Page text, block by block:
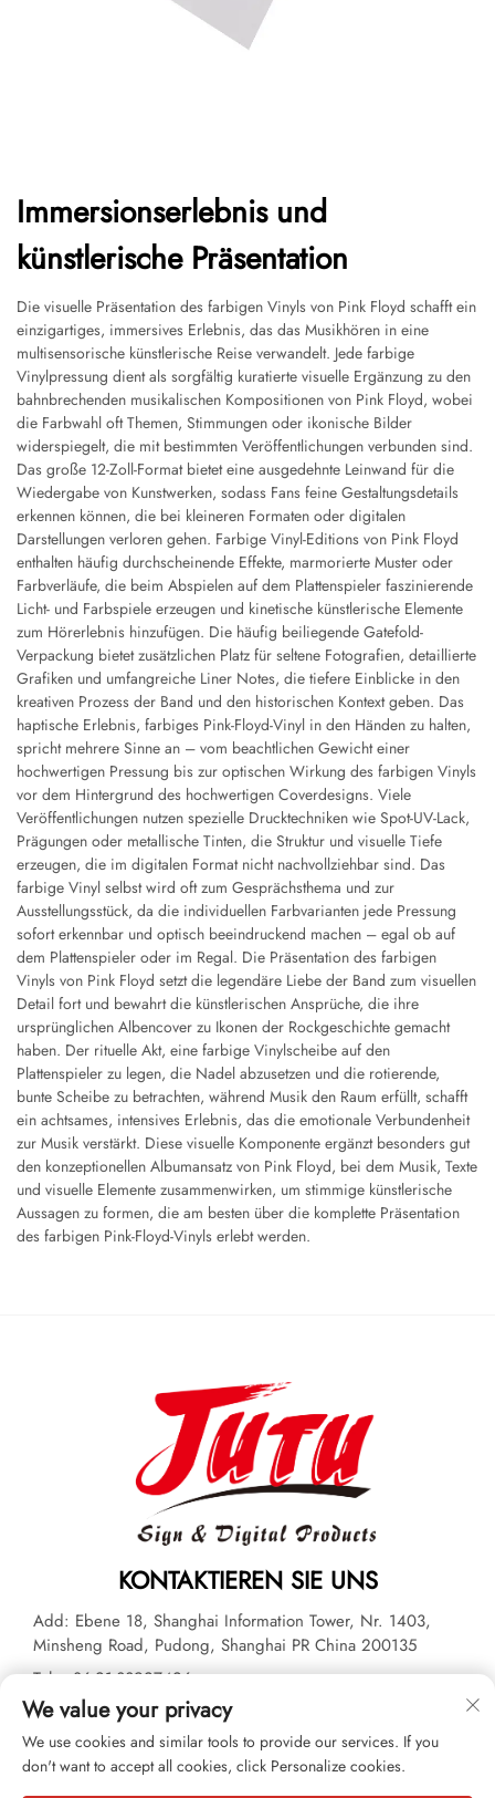
Immersionserlebnis und
künstlerische Präsentation
Die visuelle Präsentation des farbigen Vinyls von Pink Floyd schafft ein
einzigartiges, immersives Erlebnis, das das Musikhören in eine
multisensorische künstlerische Reise verwandelt. Jede farbige
Vinylpressung dient als sorgfältig kuratierte visuelle Ergänzung zu den
bahnbrechenden musikalischen Kompositionen von Pink Floyd, wobei
die Farbwahl oft Themen, Stimmungen oder ikonische Bilder
widerspiegelt, die mit bestimmten Veröffentlichungen verbunden sind.
Das große 12-Zoll-Format bietet eine ausgedehnte Leinwand für die
Wiedergabe von Kunstwerken, sodass Fans feine Gestaltungsdetails
erkennen können, die bei kleineren Formaten oder digitalen
Darstellungen verloren gehen. Farbige Vinyl-Editions von Pink Floyd
enthalten häufig durchscheinende Effekte, marmorierte Muster oder
Farbverläufe, die beim Abspielen auf dem Plattenspieler faszinierende
Licht- und Farbspiele erzeugen und kinetische künstlerische Elemente
zum Hörerlebnis hinzufügen. Die häufig beiliegende Gatefold-
Verpackung bietet zusätzlichen Platz für seltene Fotografien, detaillierte
Grafiken und umfangreiche Liner Notes, die tiefere Einblicke in den
kreativen Prozess der Band und den historischen Kontext geben. Das
haptische Erlebnis, farbiges Pink-Floyd-Vinyl in den Händen zu halten,
spricht mehrere Sinne an – vom beachtlichen Gewicht einer
hochwertigen Pressung bis zur optischen Wirkung des farbigen Vinyls
vor dem Hintergrund des hochwertigen Coverdesigns. Viele
Veröffentlichungen nutzen spezielle Drucktechniken wie Spot-UV-Lack,
Prägungen oder metallische Tinten, die Struktur und visuelle Tiefe
erzeugen, die im digitalen Format nicht nachvollziehbar sind. Das
farbige Vinyl selbst wird oft zum Gesprächsthema und zur
Ausstellungsstück, da die individuellen Farbvarianten jede Pressung
sofort erkennbar und optisch beeindruckend machen – egal ob auf
dem Plattenspieler oder im Regal. Die Präsentation des farbigen
Vinyls von Pink Floyd setzt die legendäre Liebe der Band zum visuellen
Detail fort und bewahrt die künstlerischen Ansprüche, die ihre
ursprünglichen Albencover zu Ikonen der Rockgeschichte gemacht
haben. Der rituelle Akt, eine farbige Vinylscheibe auf den
Plattenspieler zu legen, die Nadel abzusetzen und die rotierende,
bunte Scheibe zu betrachten, während Musik den Raum erfüllt, schafft
ein achtsames, intensives Erlebnis, das die emotionale Verbundenheit
zur Musik verstärkt. Diese visuelle Komponente ergänzt besonders gut
den konzeptionellen Albumansatz von Pink Floyd, bei dem Musik, Texte
und visuelle Elemente zusammenwirken, um stimmige künstlerische
Aussagen zu formen, die am besten über die komplette Präsentation
des farbigen Pink-Floyd-Vinyls erlebt werden.
KONTAKTIEREN SIE UNS
Add: Ebene 18, Shanghai Information Tower, Nr. 1403,
Minsheng Road, Pudong, Shanghai PR China 200135
Tel.:+86-21-33927426
E-Mail:[email protected]
Urheberrecht © 2026 JUTU New Materials Technology Limited
We value your privacy
We use cookies and similar tools to provide our services. If you
don't want to accept all cookies, click Personalize cookies.